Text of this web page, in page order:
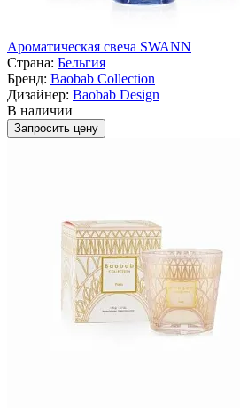
Ароматическая свеча SWANN
Страна: Бельгия
Бренд: Baobab Collection
Дизайнер: Baobab Design
В наличии
Запросить цену